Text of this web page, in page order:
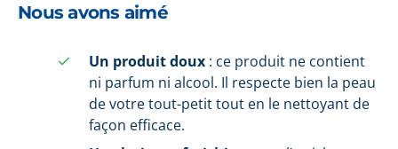
Nous avons aimé
Un produit doux : ce produit ne contient
ni parfum ni alcool. Il respecte bien la peau
de votre tout-petit tout en le nettoyant de
façon efficace.